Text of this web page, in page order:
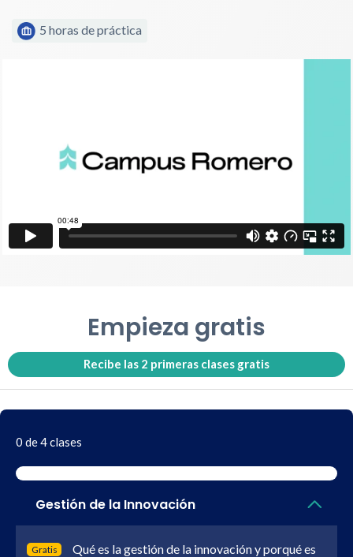
5 horas de práctica
Empieza gratis
Recibe las 2 primeras clases gratis
0 de 4 clases
Gestión de la Innovación
Gratis
Qué es la gestión de la innovación y porqué es